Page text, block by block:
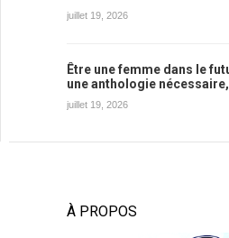
juillet 19, 2026
Être une femme dans le
une anthologie
juillet 19, 2026
À PROPOS